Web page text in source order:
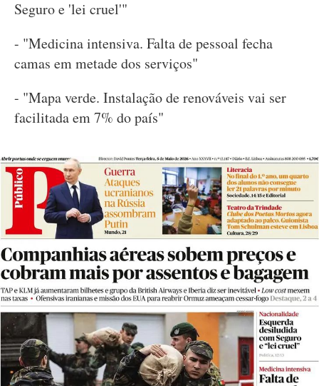
Seguro e 'lei cruel'"
- "Medicina intensiva. Falta de pessoal fecha
camas em metade dos serviços"
- "Mapa verde. Instalação de renováveis vai ser
facilitada em 7% do país"